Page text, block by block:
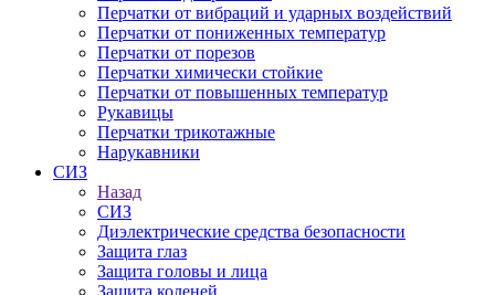
Перчатки от вибраций и ударных воздействий
Перчатки от пониженных температур
Перчатки от порезов
Перчатки химически стойкие
Перчатки от повышенных температур
Рукавицы
Перчатки трикотажные
Нарукавники
СИЗ
Назад
СИЗ
Диэлектрические средства безопасности
Защита глаз
Защита головы и лица
Защита коленей